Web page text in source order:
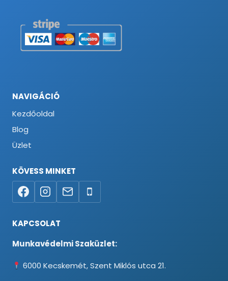
NAVIGÁCIÓ
Kezdőoldal
Blog
Üzlet
KÖVESS MINKET
KAPCSOLAT
Munkavédelmi Szaküzlet:
6000 Kecskemét, Szent Miklós utca 21.